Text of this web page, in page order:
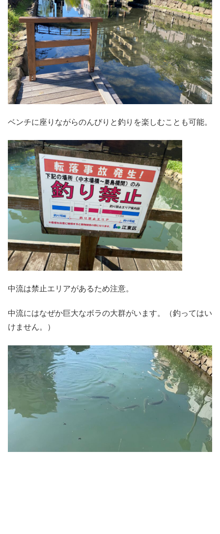
ベンチに座りながらのんびりと釣りを楽しむことも可能。
中流は禁止エリアがあるため注意。
中流にはなぜか巨大なボラの大群がいます。（釣ってはい
けません。）